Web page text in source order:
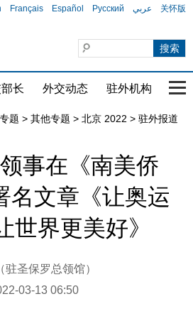
Français Español Русский عربي 关怀版
长 外交动态 驻外机构 国
题 > 其他专题 > 北京 2022 > 驻外报道
事在《南美侨
名文章《让奥运
世界更美好》
驻圣保罗总领馆）
03-13 06:50